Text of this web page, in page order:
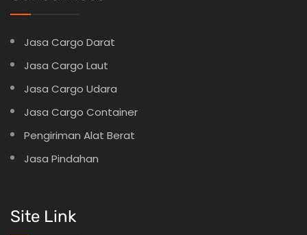
Jasa Cargo Darat
Jasa Cargo Laut
Jasa Cargo Udara
Jasa Cargo Container
Pengiriman Alat Berat
Jasa Pindahan
Site Link